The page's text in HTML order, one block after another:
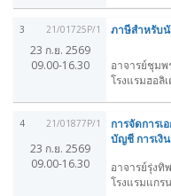
3 21/01725P/1
23 ก.ย. 2569
09.00-16.30
ภาษีสำหรับ
อาจารย์ชุมพ
โรงแรมฮอลิ
4 21/01877P/1
23 ก.ย. 2569
09.00-16.30
การจัดการ
บัญชี การเงิ
อาจารย์รุ่งทิ
โรงแรมแกร